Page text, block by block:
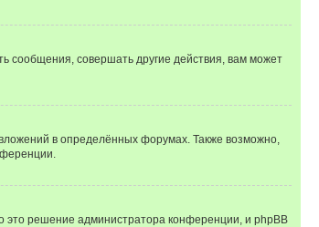
сообщения, совершать другие действия, вам может
в определённых форумах. Также возможно,
это решение администратора конференции, и phpBB